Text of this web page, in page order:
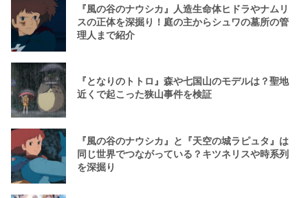
『風の谷のナウシカ』人造生命体ヒドラやナムリ
スの正体を深掘り！庭の主からシュワの墓所の管
理人まで紹介
『となりのトトロ』森や七国山のモデルは？聖地
近くで起こった狭山事件を検証
『風の谷のナウシカ』と『天空の城ラピュタ』は
同じ世界でつながっている？キツネリスや時系列
を深掘り